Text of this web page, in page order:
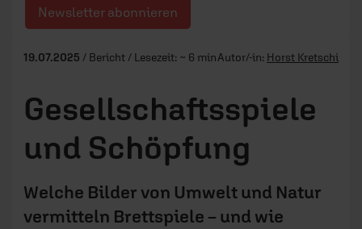
TEAM
Newsletter abonnieren
19.07.2025 / Bericht / Lesezeit: ~ 6 minAutor/-in: Horst Kretschi
Gesellschaftsspiele
und Schöpfung
Welche Bilder von Umwelt und Natur
vermitteln Brettspiele – und wie